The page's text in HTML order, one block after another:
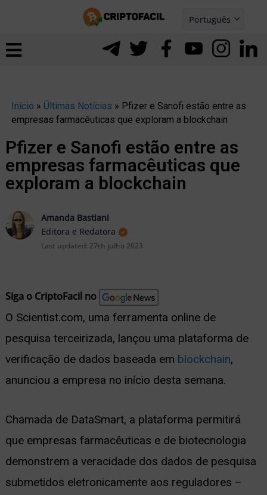
Português
Español
Início » Últimas Notícias » Pfizer e Sanofi estão entre as
empresas farmacêuticas que exploram a blockchain
Pfizer e Sanofi estão entre as
empresas farmacêuticas que
exploram a blockchain
Amanda Bastiani
Editora e Redatora
Last updated: 27th julho 2023
Siga o CriptoFacil no
O Scientist.com, uma ferramenta online de
pesquisa terceirizada, lançou uma plataforma de
verificação de dados baseada em blockchain,
anunciou a empresa no início desta semana.
Chamada de DataSmart, a plataforma permitirá
que empresas farmacêuticas e de biotecnologia
demonstrem a veracidade dos dados de pesquisa
submetidos eletronicamente aos reguladores –